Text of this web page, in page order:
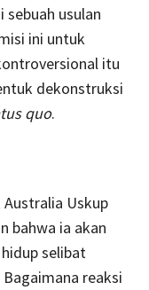
sebuah usulan
ini untuk
itu
dekonstruksi
quo.
Uskup
bahwa ia akan
selibat
reaksi